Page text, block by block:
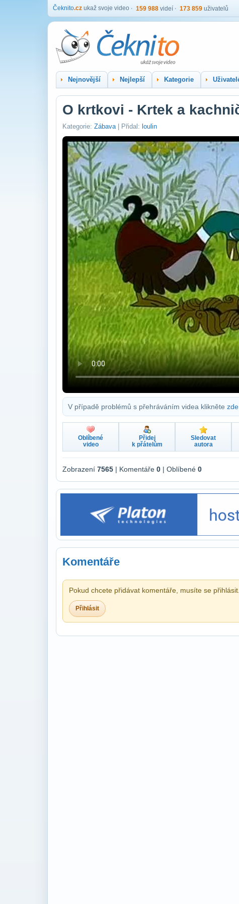
Čeknito.cz ukaž svoje video 159 988 videí 173 859 uživatelů
Nejnovější Nejlepší Kategorie
O krtkovi - Krtek a
Kategorie: Zábava| Přidal: loulin
V případě problémů s přehráváním videa klikněte zde
Oblíbené
video
Přidej
k přátelům
Sledovat
autora
Zobrazení 7565 | Komentáře 0 | Oblíbené 0
Komentáře
Pokud chcete přidávat komentáře, musíte se přihlásit.
Přihlásit